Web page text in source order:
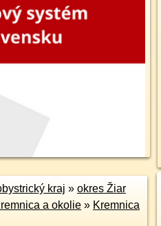
kraj » okres Žiar
a okolie » Kremnica